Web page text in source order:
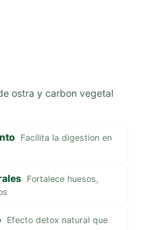
ostra y carbon vegetal
Facilita la digestion en
Fortalece huesos,
Efecto detox natural que